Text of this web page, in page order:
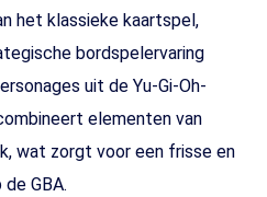
het klassieke kaartspel,
bordspelervaring
uit de Yu-Gi-Oh-
elementen van
wat zorgt voor een frisse en
GBA.